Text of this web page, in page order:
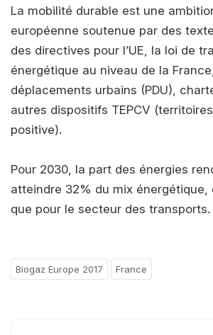
La mobilité durable est une
européenne soutenue par des
des directives pour l’UE, la loi de
énergétique au niveau de la
déplacements urbains (PDU),
autres dispositifs TEPCV
positive).
Pour 2030, la part des énergies
atteindre 32% du mix énergétique,
que pour le secteur des transports.
Biogaz Europe 2017 France